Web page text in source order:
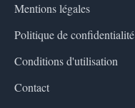
Mentions légales
Politique de confidentialité
Conditions d'utilisation
Contact